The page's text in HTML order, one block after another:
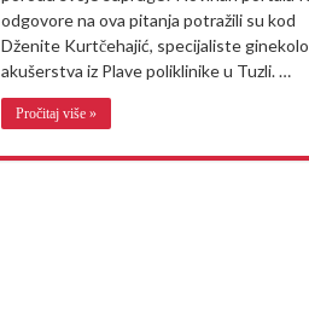
odgovore na ova pitanja potražili su kod
Dženite Kurtčehajić, specijaliste
akušerstva iz Plave poliklinike u Tuzli. …
Pročitaj više »